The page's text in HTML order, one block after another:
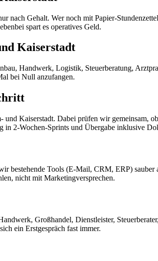
nach Gehalt. Wer noch mit Papier-
spart es operatives Geld.
Kaiserstadt
Handwerk, Logistik, Steuerberatung,
bei Null anzufangen.
Kaiserstadt. Dabei prüfen wir gemeinsam,
in 2-Wochen-Sprints und Übergabe inklusive
bestehende Tools (E-Mail, CRM, ERP) sauber
nicht mit Marketingversprechen.
Großhandel, Dienstleister,
ein Erstgespräch fast immer.